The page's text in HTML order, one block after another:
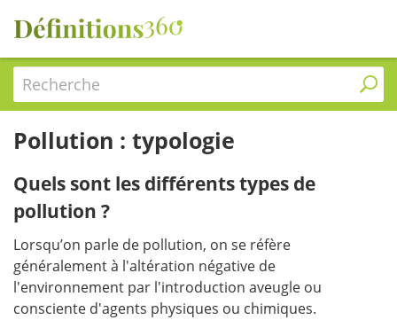
Recherche
Pollution : typologie
Quels sont les différents types de
pollution ?
Lorsqu’on parle de pollution, on se réfère
généralement à l'altération négative de
l'environnement par l'introduction aveugle ou
consciente d'agents physiques ou chimiques.